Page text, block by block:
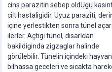
cins parazitin sebep oldUgu
cilt hastaligidir. Uyuz paraziti,
içine yerlestikten sonra tünel
ilerler. Açtigi tünel, disarldan
bakildiginda zigzaglar halinde
görülebilir. Tünelin içindeki
bilhassa geceleri ve sicakta